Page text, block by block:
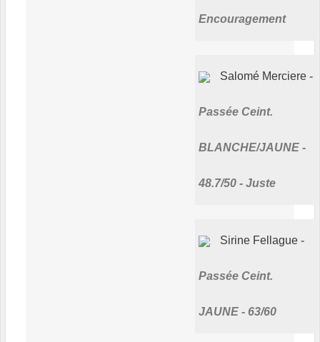
Encouragement
Salomé Merciere
Passée Ceint.
BLANCHE/JAUNE -
48.7/50 - Juste
Sirine Fellague
Passée Ceint.
JAUNE - 63/60